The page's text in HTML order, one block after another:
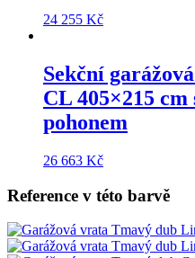
24 255 Kč
Sekční
CL 405×215 cm
pohonem
26 663 Kč
Reference v této barvě